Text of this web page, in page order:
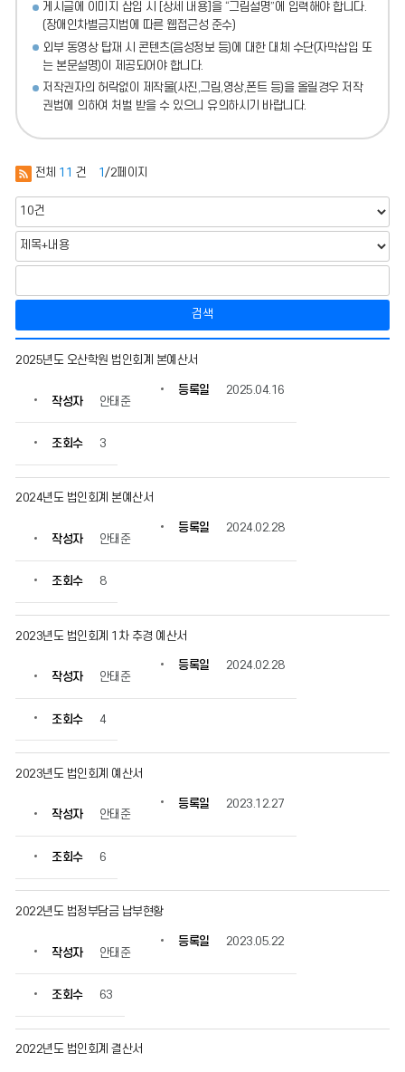
게시글에 이미지 삽입 시 [상세 내용]을 “그림설명”에 입력해야 합니다.
(장애인차별금지법에 따른 웹접근성 준수)
외부 동영상 탑재 시 콘텐츠(음성정보 등)에 대한 대체 수단(자막삽입 또
는 본문설명)이 제공되어야 합니다.
저작권자의 허락없이 제작물(사진,그림,영상,폰트 등)을 올릴경우 저작
권법에 의하여 처벌 받을 수 있으니 유의하시기 바랍니다.
전체 11 건 1 /2페이지
검색
결
게
번
호,
등
일,
있
다.
2025년도 오산학원 법인회계 본예산서
작성자 안태준
등록일 2025.04.16
조회수 3
2024년도 법인회계 본예산서
작성자 안태준
등록일 2024.02.28
조회수 8
2023년도 법인회계 1차 추경 예산서
작성자 안태준
등록일 2024.02.28
조회수 4
2023년도 법인회계 예산서
작성자 안태준
등록일 2023.12.27
조회수 6
2022년도 법정부담금 납부현황
작성자 안태준
등록일 2023.05.22
조회수 63
2022년도 법인회계 결산서